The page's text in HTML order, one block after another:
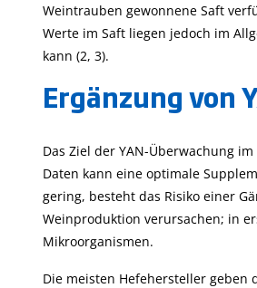
Weintrauben gewonnene Saft
Werte im Saft liegen jedoch im
kann (2, 3).
Ergänzung von
Das Ziel der YAN-Überwachung
Daten kann eine optimale
gering, besteht das Risiko einer
Weinproduktion verursachen; in
Mikroorganismen.
Die meisten Hefehersteller geben